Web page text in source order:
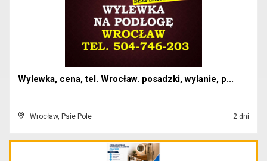
Wylewka, cena, tel. Wrocław. posadzki, wylanie, p...
Wrocław, Psie Pole 2 dni